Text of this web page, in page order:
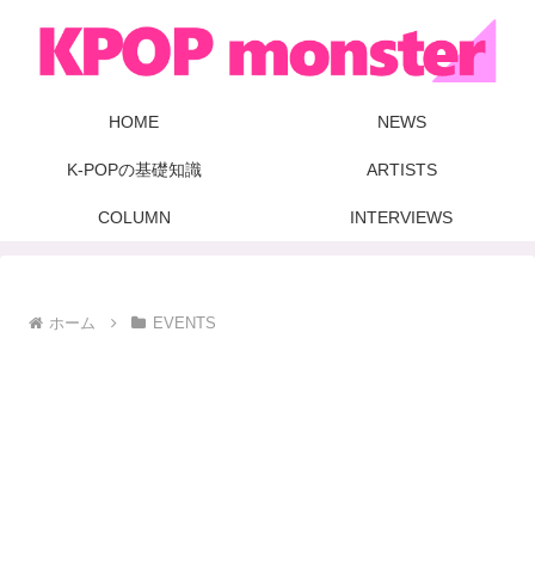
HOME NEWS
K-POPの基礎知識 ARTISTS
COLUMN INTERVIEWS
ホーム EVENTS